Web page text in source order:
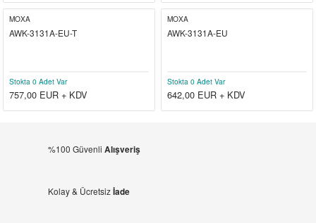
MOXA
AWK-3131A-EU-T
Stokta 0 Adet Var
757,00 EUR + KDV
MOXA
AWK-3131A-EU
Stokta 0 Adet Var
642,00 EUR + KDV
%100 Güvenli Alışveriş
Kolay & Ücretsizİade